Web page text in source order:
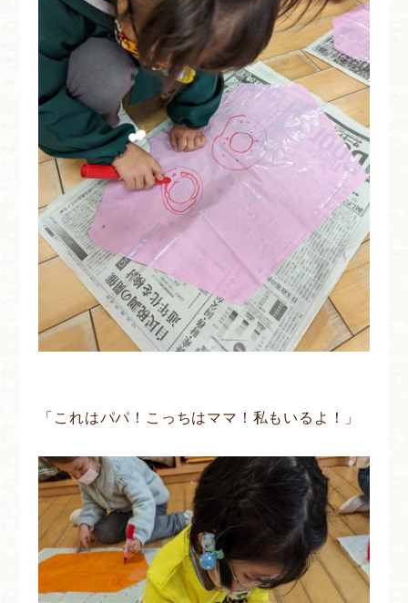
「これはパパ！こっちはママ！私もいるよ！」